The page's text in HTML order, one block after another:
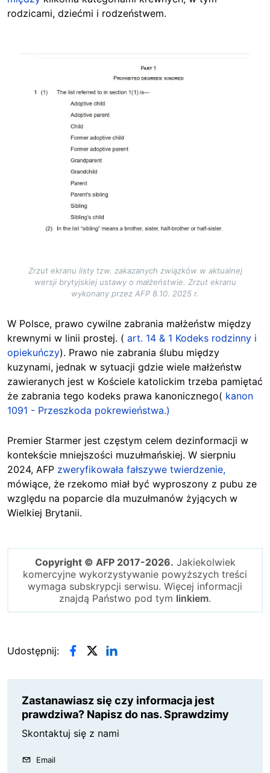
rodzicami, dziećmi i rodzeństwem.
Zrzut ekranu listy tzw. zakazanych związków w aktualnej
wersji brytyjskiej ustawy o małżeństwie. Zrzut ekranu
wykonany przez AFP 8.10. 2025 r.
W Polsce, prawo cywilne zabrania małżeństw między
krewnymi w linii prostej. ( art. 14 & 1 Kodeks rodzinny i
opiekuńczy). Prawo nie zabrania ślubu między
kuzynami, jednak w sytuacji gdzie wiele małżeństw
zawieranych jest w Kościele katolickim trzeba pamiętać
że zabrania tego kodeks prawa kanonicznego( kanon
1091 - Przeszkoda pokrewieństwa.)
Premier Starmer jest częstym celem dezinformacji w
kontekście mniejszości muzułmańskiej. W sierpniu
2024, AFP zweryfikowała fałszywe twierdzenie,
mówiące, że rzekomo miał być wyproszony z pubu ze
względu na poparcie dla muzułmanów żyjących w
Wielkiej Brytanii.
Copyright © AFP 2017-2026. Jakiekolwiek
komercyjne wykorzystywanie powyższych treści
wymaga subskrypcji serwisu. Więcej informacji
znajdą Państwo pod tym linkiem.
Udostępnij:
Zastanawiasz się czy informacja jest
prawdziwa? Napisz do nas. Sprawdzimy
Skontaktuj się z nami
Email